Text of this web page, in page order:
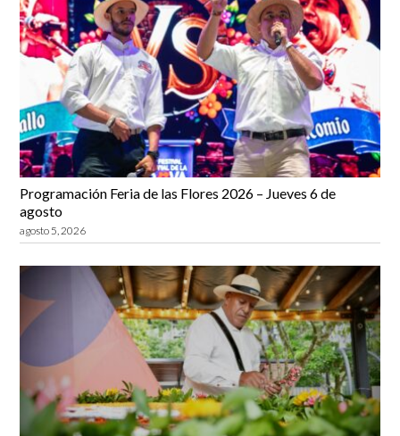
Programación Feria de las Flores 2026 – Jueves 6 de
agosto
agosto 5, 2026